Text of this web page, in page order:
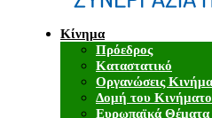
Κίνημα
Πρόεδρος
Καταστατικό
Οργανώσεις
Δομή του
Ευρωπαϊκά Θέματα